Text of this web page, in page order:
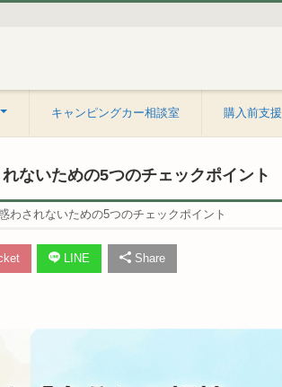
キャンピングカー相談室 購入前支援
ないための5つのチェックポイント
わされないための5つのチェックポイント
LINE Share